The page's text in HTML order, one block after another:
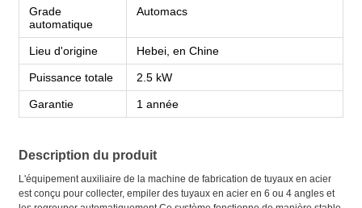
Grade
automatique
Automacs
Lieu d'origine Hebei, en Chine
Puissance totale 2.5 kW
Garantie 1 année
Description du produit
L'équipement auxiliaire de la machine de fabrication de tuyaux en acier
est conçu pour collecter, empiler des tuyaux en acier en 6 ou 4 angles et